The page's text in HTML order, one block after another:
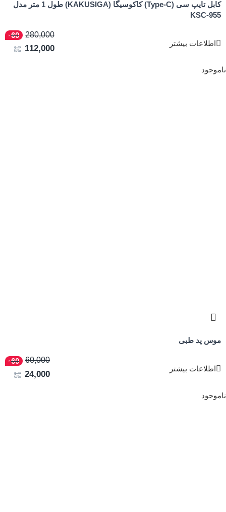
کابل تایپ سی (Type-C) کاکوسیگا (KAKUSIGA) طول 1 متر مدل
KSC-955
اطلاعات بیشتر
280,000
60
112,000
ناموجود
موس پد طبی
اطلاعات بیشتر
60,000
60
24,000
ناموجود